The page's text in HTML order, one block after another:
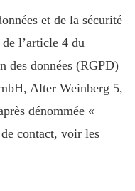
et de la sécurité
l’article 4 du
des données (RGPD)
Alter Weinberg 5,
dénommée «
contact, voir les